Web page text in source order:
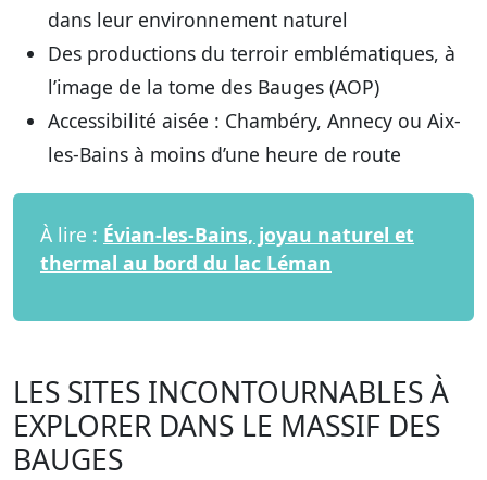
dans leur environnement naturel
Des productions du terroir emblématiques, à
l’image de la tome des Bauges (AOP)
Accessibilité aisée : Chambéry, Annecy ou Aix-
les-Bains à moins d’une heure de route
À lire : Évian-les-Bains, joyau naturel et
thermal au bord du lac Léman
LES SITES INCONTOURNABLES À
EXPLORER DANS LE MASSIF DES
BAUGES